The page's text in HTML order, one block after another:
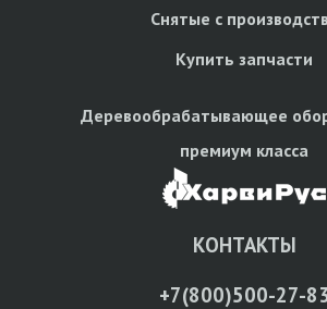
Снятые с
Купить запчасти
Деревообрабатывающее
премиум класса
КОНТАКТЫ
+7(800)500-27-